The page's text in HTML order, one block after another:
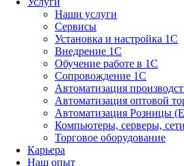
Наши услуги
Сервисы
Установка и настройка 1С
Внедрение 1С
Обучение работе в 1С
Сопровождение 1С
Автоматизация
Автоматизация оптовой
Автоматизация Розницы
Компьютеры, серверы, сети
Торговое оборудование
Карьера
Наш опыт